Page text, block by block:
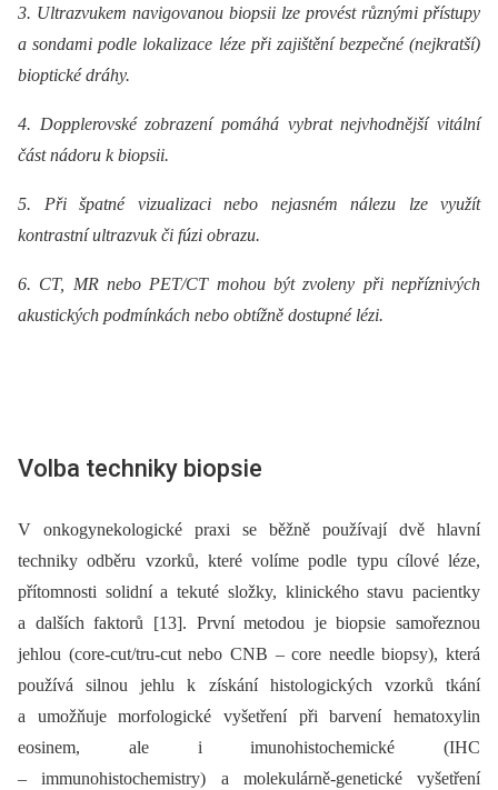
3. Ultrazvukem navigovanou biopsii lze provést různými přístupy
a sondami podle lokalizace léze při zajištění bezpečné (nejkratší)
bioptické dráhy.
4. Dopplerovské zobrazení pomáhá vybrat nejvhodnější vitální
část nádoru k biopsii.
5. Při špatné vizualizaci nebo nejasném nálezu lze využít
kontrastní ultrazvuk či fúzi obrazu.
6. CT, MR nebo PET/CT mohou být zvoleny při nepříznivých
akustických podmínkách nebo obtížně dostupné lézi.
Volba techniky biopsie
V onkogynekologické praxi se běžně používají dvě hlavní
techniky odběru vzorků, které volíme podle typu cílové léze,
přítomnosti solidní a tekuté složky, klinického stavu pacientky
a dalších faktorů [13]. První metodou je biopsie samořeznou
jehlou (core-cut/tru-cut nebo CNB –⁠ core needle biopsy), která
používá silnou jehlu k získání histologických vzorků tkání
a umožňuje morfologické vyšetření při barvení hematoxylin
eosinem, ale i imunohistochemické (IHC
–⁠ immunohistochemistry) a molekulárně-genetické vyšetření